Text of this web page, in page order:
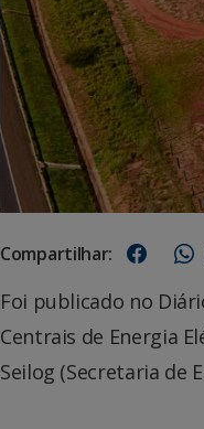
Compartilhar:
Foi publicado no
Centrais de Energia
Seilog (Secretaria de